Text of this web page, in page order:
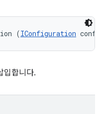
(IConfiguration
입합니다.